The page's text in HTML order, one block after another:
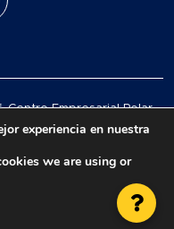
Centro Empresarial Polar,
Caracas.
reservados.
experiencia en nuestra
we are using or